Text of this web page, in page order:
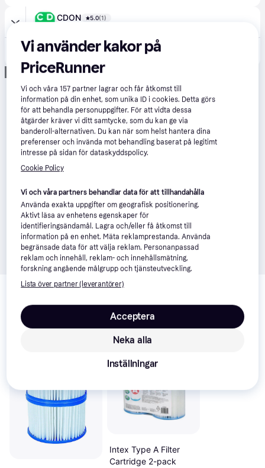
CDON 5.0(1)
Lot 3 filterpatroner A
Annons
Relaterade produkter
intressera dig.
Intex Type A Filter
Cartridge 2-pack
Vi använder kakor på
PriceRunner
Vi och våra157 partner lagrar och får åtkomst till
information på din enhet, som unika ID i cookies. Detta görs
för att behandla personuppgifter. För att vidta dessa
åtgärder kräver vi ditt samtycke, som du kan ge via
banderoll-alternativen. Du kan när som helst hantera dina
preferenser och invända mot behandling baserat på legitimt
intresse på sidan för dataskyddspolicy.
Cookie Policy
Vi och våra partners behandlar data för att tillhandahålla
Använda exakta uppgifter om geografisk positionering.
Aktivt läsa av enhetens egenskaper för
identifieringsändamål. Lagra och/eller få åtkomst till
information på en enhet. Mäta reklamprestanda. Använda
begränsade data för att välja reklam. Personanpassad
reklam och innehåll, reklam- och innehållsmätning,
forskning angående målgrupp och tjänsteutveckling.
Lista över partner (leverantörer)
Neka alla
Acceptera
Inställningar